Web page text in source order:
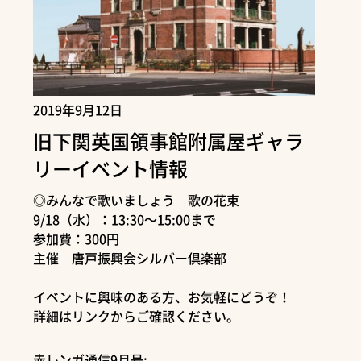
2019年9月12日
旧下関英国領事館附属屋ギャラ
リーイベント情報
◎みんなで歌いましょう 歌の花束
9/18（水）：13:30～15:00まで
参加費：300円
主催 唐戸振興会シルバー倶楽部
イベントに興味のある方、お気軽にどうぞ！
詳細はリンクからご確認ください。